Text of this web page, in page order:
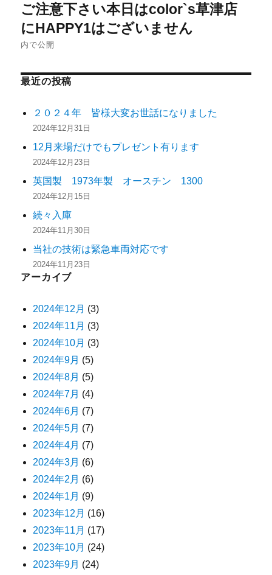
ご注意下さい本日はcolor`s草津店
にHAPPY1はございません
内で公開
最近の投稿
２０２４年 皆様大変お世話になりました
2024年12月31日
12月来場だけでもプレゼント有ります
2024年12月23日
英国製 1973年製 オースチン 1300
2024年12月15日
続々入庫
2024年11月30日
当社の技術は緊急車両対応です
2024年11月23日
アーカイブ
2024年12月 (3)
2024年11月 (3)
2024年10月 (3)
2024年9月 (5)
2024年8月 (5)
2024年7月 (4)
2024年6月 (7)
2024年5月 (7)
2024年4月 (7)
2024年3月 (6)
2024年2月 (6)
2024年1月 (9)
2023年12月 (16)
2023年11月 (17)
2023年10月 (24)
2023年9月 (24)